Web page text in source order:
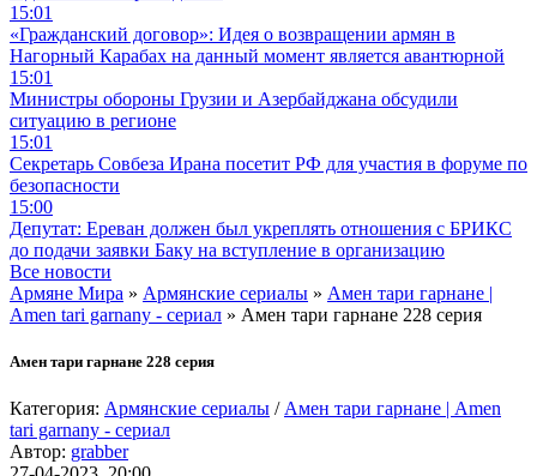
15:01
«Гражданский договор»: Идея о возвращении армян в
Нагорный Карабах на данный момент является авантюрной
15:01
Министры обороны Грузии и Азербайджана обсудили
ситуацию в регионе
15:01
Секретарь Совбеза Ирана посетит РФ для участия в форуме по
безопасности
15:00
Депутат: Ереван должен был укреплять отношения с БРИКС
до подачи заявки Баку на вступление в организацию
Все новости
Армяне Мира » Армянские сериалы » Амен тари гарнане |
Amen tari garnany - сериал » Амен тари гарнане 228 серия
Амен тари гарнане 228 серия
Категория: Армянские сериалы / Амен тари гарнане | Amen
tari garnany - сериал
Автор: grabber